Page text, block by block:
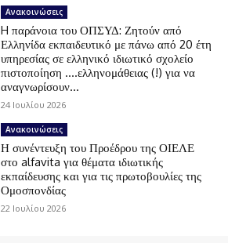
Ανακοινώσεις
H παράνοια του ΟΠΣΥΔ: Ζητούν από
Ελληνίδα εκπαιδευτικό με πάνω από 20 έτη
υπηρεσίας σε ελληνικό ιδιωτικό σχολείο
πιστοποίηση ….ελληνομάθειας (!) για να
αναγνωρίσουν...
24 Ιουλίου 2026
Ανακοινώσεις
Η συνέντευξη του Προέδρου της ΟΙΕΛΕ
στο alfavita για θέματα ιδιωτικής
εκπαίδευσης και για τις πρωτοβουλίες της
Ομοσπονδίας
22 Ιουλίου 2026